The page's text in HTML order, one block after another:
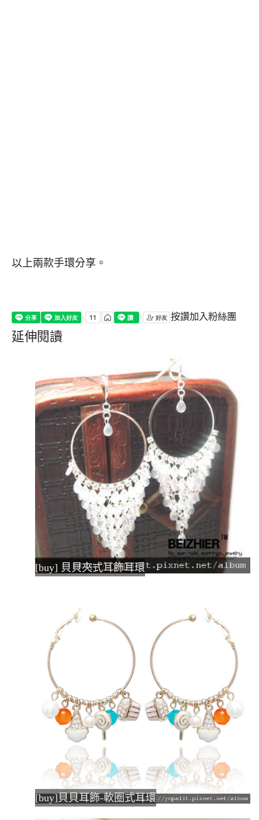
以上兩款手環分享。
按讚加入粉絲團
延伸閱讀
[buy] 貝貝夾式耳飾耳環
[buy]貝貝耳飾-軟圈式耳環